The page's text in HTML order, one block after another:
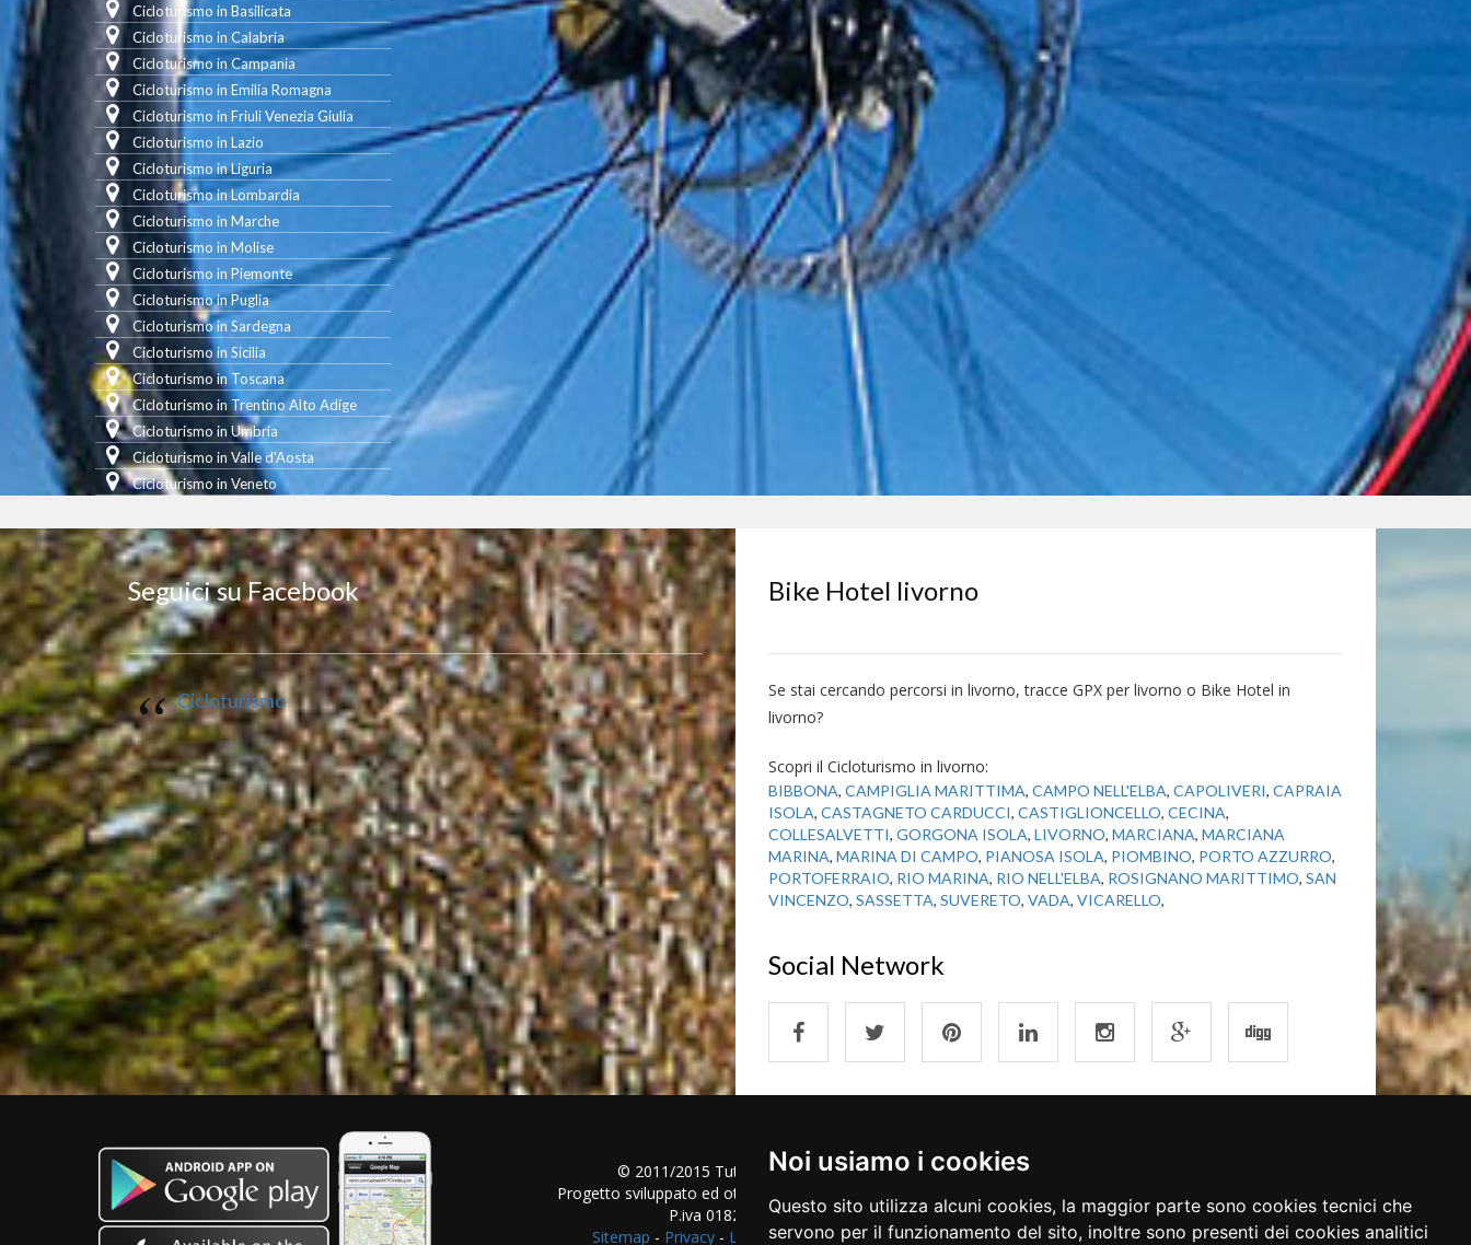
Noi usiamo i cookies
Questo sito utilizza alcuni cookies, la maggior parte sono cookies tecnici che
servono per il funzionamento del sito, inoltre sono presenti dei cookies analitici
Cicloturismo in Basilicata
Cicloturismo in Calabria
Cicloturismo in Campania
Cicloturismo in Emilia Romagna
Cicloturismo in Friuli Venezia Giulia
Cicloturismo in Lazio
Cicloturismo in Liguria
Cicloturismo in Lombardia
Cicloturismo in Marche
Cicloturismo in Molise
Cicloturismo in Piemonte
Cicloturismo in Puglia
Cicloturismo in Sardegna
Cicloturismo in Sicilia
Cicloturismo in Toscana
Cicloturismo in Trentino Alto Adige
Cicloturismo in Umbria
Cicloturismo in Valle d'Aosta
Cicloturismo in Veneto
Seguici su Facebook
Cicloturismo
Bike Hotel livorno
Se stai cercando percorsi in livorno, tracce GPX per livorno o Bike Hotel in
livorno?
Scopri il Cicloturismo in livorno:
BIBBONA, CAMPIGLIA MARITTIMA, CAMPO NELL'ELBA, CAPOLIVERI, CAPRAIA
ISOLA, CASTAGNETO CARDUCCI, CASTIGLIONCELLO, CECINA,
COLLESALVETTI, GORGONA ISOLA, LIVORNO, MARCIANA, MARCIANA
MARINA, MARINA DI CAMPO, PIANOSA ISOLA, PIOMBINO, PORTO AZZURRO,
PORTOFERRAIO, RIO MARINA, RIO NELL'ELBA, ROSIGNANO MARITTIMO, SAN
VINCENZO, SASSETTA, SUVERETO, VADA, VICARELLO,
Social Network
© 2011/2015 Tutti i diritti riservati
Progetto sviluppato ed ottimizzato da
P.iva 01828200038
Sitemap - Privacy - Le Regioni-Google+
English